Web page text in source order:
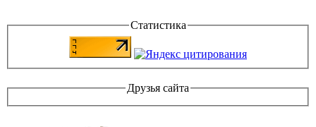
Статистика
Друзья сайта